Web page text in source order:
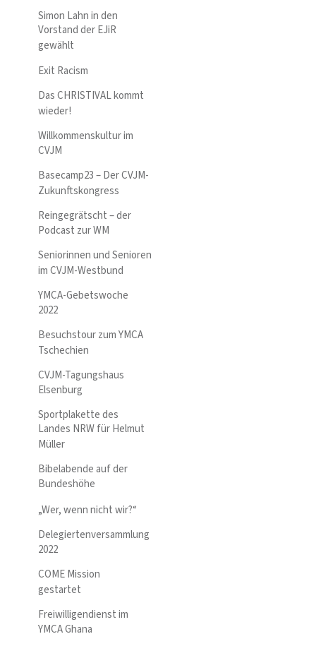
Simon Lahn in den
Vorstand der EJiR
gewählt
Exit Racism
Das CHRISTIVAL kommt
wieder!
Willkommenskultur im
CVJM
Basecamp23 – Der CVJM-
Zukunftskongress
Reingegrätscht – der
Podcast zur WM
Seniorinnen und Senioren
im CVJM-Westbund
YMCA-Gebetswoche
2022
Besuchstour zum YMCA
Tschechien
CVJM-Tagungshaus
Elsenburg
Sportplakette des
Landes NRW für Helmut
Müller
Bibelabende auf der
Bundeshöhe
„Wer, wenn nicht wir?“
Delegiertenversammlung
2022
COME Mission
gestartet
Freiwilligendienst im
YMCA Ghana